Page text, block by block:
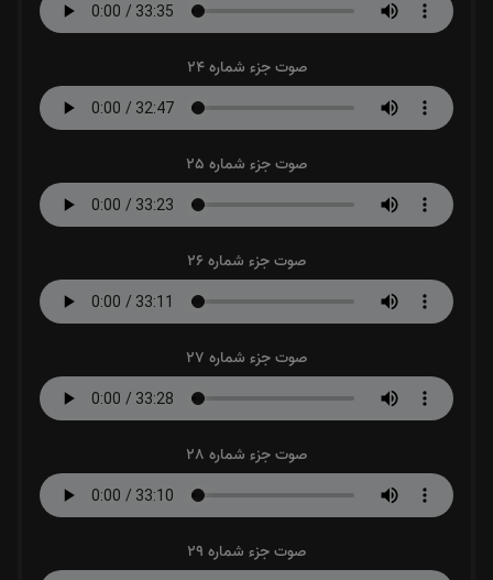
صوت جزء شماره 24
صوت جزء شماره 25
صوت جزء شماره 26
صوت جزء شماره 27
صوت جزء شماره 28
صوت جزء شماره 29